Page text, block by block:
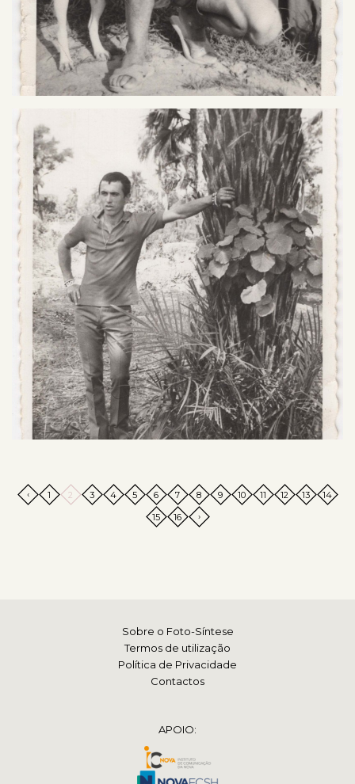
‹ 1 2 3 4 5 6 7 8 9 10 11 12 13
14
15
16 ›
Sobre o Foto-Síntese
Termos de utilização
Política de Privacidade
Contactos
APOIO: